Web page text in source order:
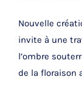
Nouvelle
invite à une
l’ombre
de la floraison